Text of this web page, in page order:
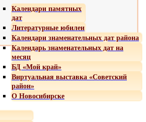
Календари памятных
дат
Литературные юбилеи
Календари знаменательных дат района
Календарь знаменательных дат на
месяц
БД «Мой край»
Виртуальная выставка «Советский
район»
О Новосибирске